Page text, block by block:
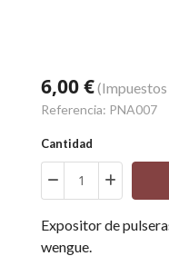
6,00 €
Referencia: PNA007
Cantidad
Expositor de
wengue.